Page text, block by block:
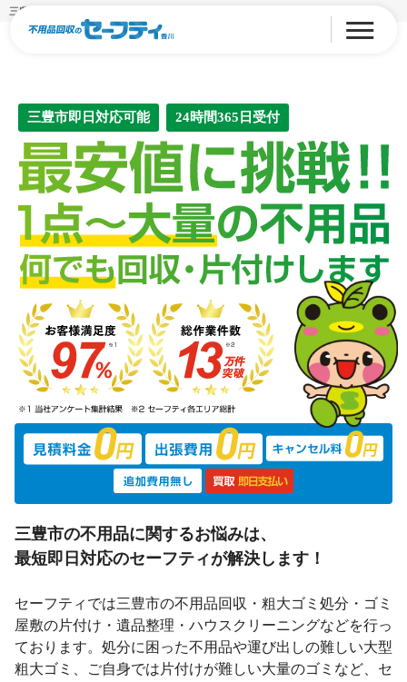
三豊市の不用品回収・粗大ゴミ処分
三豊市即日対応可能 24時間365日受付
三豊市の不用品に関するお悩みは、
最短即日対応のセーフティが解決します！
セーフティでは三豊市の不用品回収・粗大ゴミ処分・ゴミ
屋敷の片付け・遺品整理・ハウスクリーニングなどを行っ
ております。処分に困った不用品や運び出しの難しい大型
粗大ゴミ、ご自身では片付けが難しい大量のゴミなど、セ